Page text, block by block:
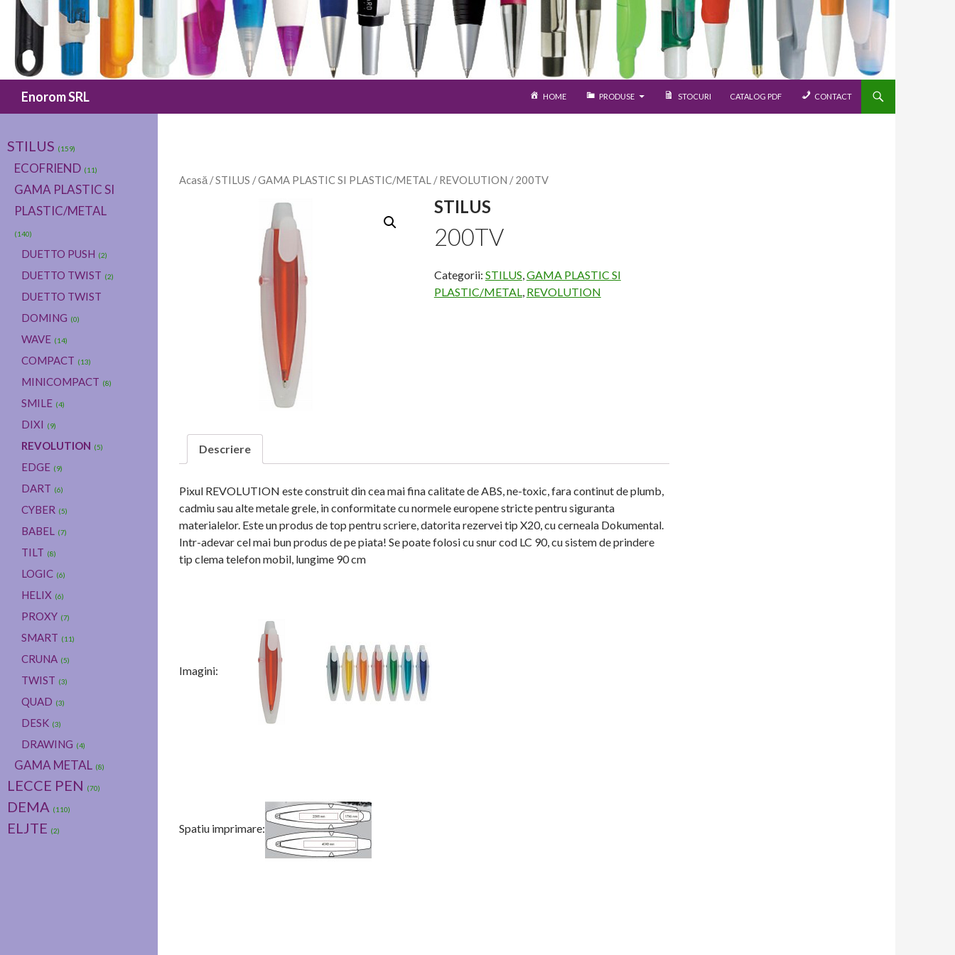
Enorom SRL
HOME
PRODUSE STOCURI CATALOG PDF CONTACT
Acasă /STILUS /GAMA PLASTIC SI PLASTIC/METAL /REVOLUTION / 200TV
STILUS
200TV
Categorii: STILUS GAMA PLASTIC SI
PLASTIC/METAL REVOLUTION
Descriere
Pixul REVOLUTION este construit din cea mai fina calitate de ABS, ne-toxic, fara continut de plumb,
cadmiu sau alte metale grele, in conformitate cu normele europene stricte pentru siguranta
materialelor. Este un produs de top pentru scriere, datorita rezervei tip X20, cu cerneala Dokumental.
Intr-adevar cel mai bun produs de pe piata! Se poate folosi cu snur cod LC 90, cu sistem de prindere
tip clema telefon mobil, lungime 90 cm
Imagini:
Spatiu imprimare:
STILUS (159)
ECOFRIEND (11)
GAMA PLASTIC SI
PLASTIC/METAL
(140)
DUETTO PUSH (2)
DUETTO TWIST (2)
DUETTO TWIST
DOMING (0)
WAVE (14)
COMPACT (13)
MINICOMPACT (8)
SMILE (4)
DIXI (9)
REVOLUTION (5)
EDGE (9)
DART (6)
CYBER (5)
BABEL (7)
TILT (8)
LOGIC (6)
HELIX (6)
PROXY (7)
SMART (11)
CRUNA (5)
TWIST (3)
QUAD (3)
DESK (3)
DRAWING (4)
GAMA METAL (8)
LECCE PEN (70)
DEMA (110)
ELJTE (2)